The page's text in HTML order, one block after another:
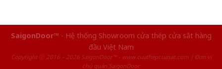
SaigonDoor™ - Hệ thống Showroom cửa thép cửa sắt hàng
đầu Việt Nam
Copyright ⓒ 2016 – 2026 SaigonDoor™ - www.cuathepcuasat.com | Đơn vị
chủ quản SaigonDoor